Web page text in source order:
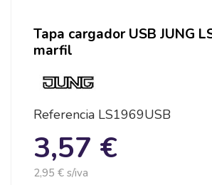
Tapa cargador USB JUNG
marfil
Referencia LS1969USB
3,57 €
2,95 € s/iva